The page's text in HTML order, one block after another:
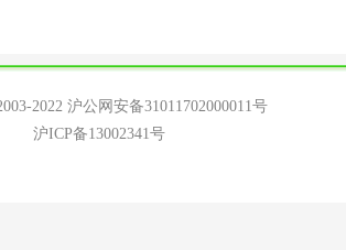
2022 沪公网安备31011702000011号
沪ICP备13002341号